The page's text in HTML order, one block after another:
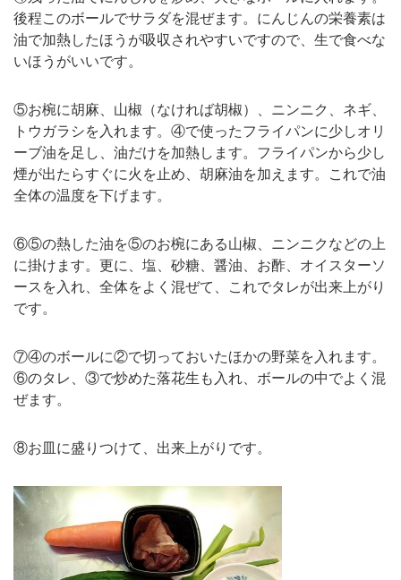
後程このボールでサラダを混ぜます。にんじんの栄養素は
油で加熱したほうが吸収されやすいですので、生で食べな
いほうがいいです。
⑤お椀に胡麻、山椒（なければ胡椒）、ニンニク、ネギ、
トウガラシを入れます。④で使ったフライパンに少しオリ
ーブ油を足し、油だけを加熱します。フライパンから少し
煙が出たらすぐに火を止め、胡麻油を加えます。これで油
全体の温度を下げます。
⑥⑤の熱した油を⑤のお椀にある山椒、ニンニクなどの上
に掛けます。更に、塩、砂糖、醤油、お酢、オイスターソ
ースを入れ、全体をよく混ぜて、これでタレが出来上がり
です。
⑦④のボールに②で切っておいたほかの野菜を入れます。
⑥のタレ、③で炒めた落花生も入れ、ボールの中でよく混
ぜます。
⑧お皿に盛りつけて、出来上がりです。